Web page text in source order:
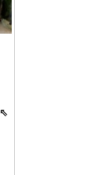
⇖